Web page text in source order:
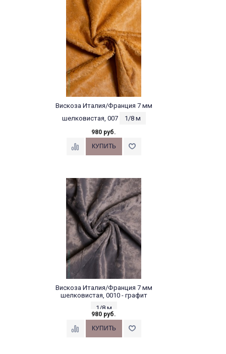
Вискоза Италия/Франция 7 мм
шелковистая, 007
1/8 м
980 руб.
Вискоза Италия/Франция 7 мм
шелковистая, 0010 - графит
1/8 м
980 руб.